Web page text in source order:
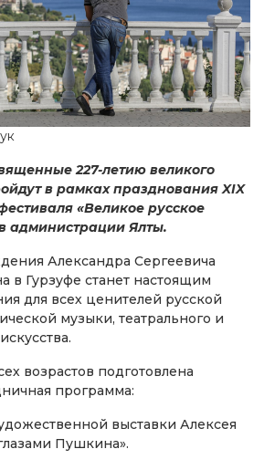
227-летию великого
в рамках празднования XIX
«Великое русское
администрации Ялты.
Александра Сергеевича
в Гурзуфе станет настоящим
для всех ценителей русской
музыки, театрального и
возрастов подготовлена
программа:
выставки Алексея
Пушкина».